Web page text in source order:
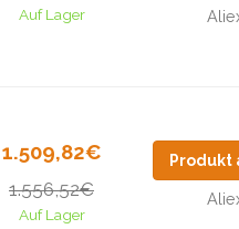
Auf Lager
1.509,82€
1.556,52€
Auf Lager
Produkt